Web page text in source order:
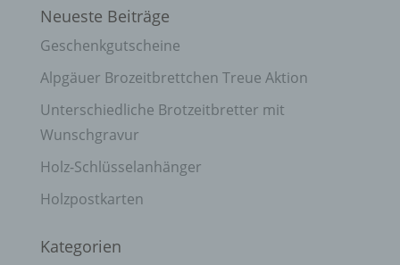
Neueste Beiträge
Geschenkgutscheine
Alpgäuer Brozeitbrettchen Treue Aktion
Unterschiedliche Brotzeitbretter mit
Wunschgravur
Holz-Schlüsselanhänger
Holzpostkarten
Kategorien